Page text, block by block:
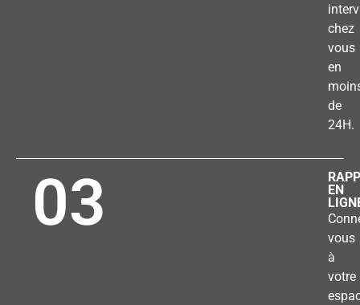
chez
vous
en
de
24H.
03
EN
vous
à
votre